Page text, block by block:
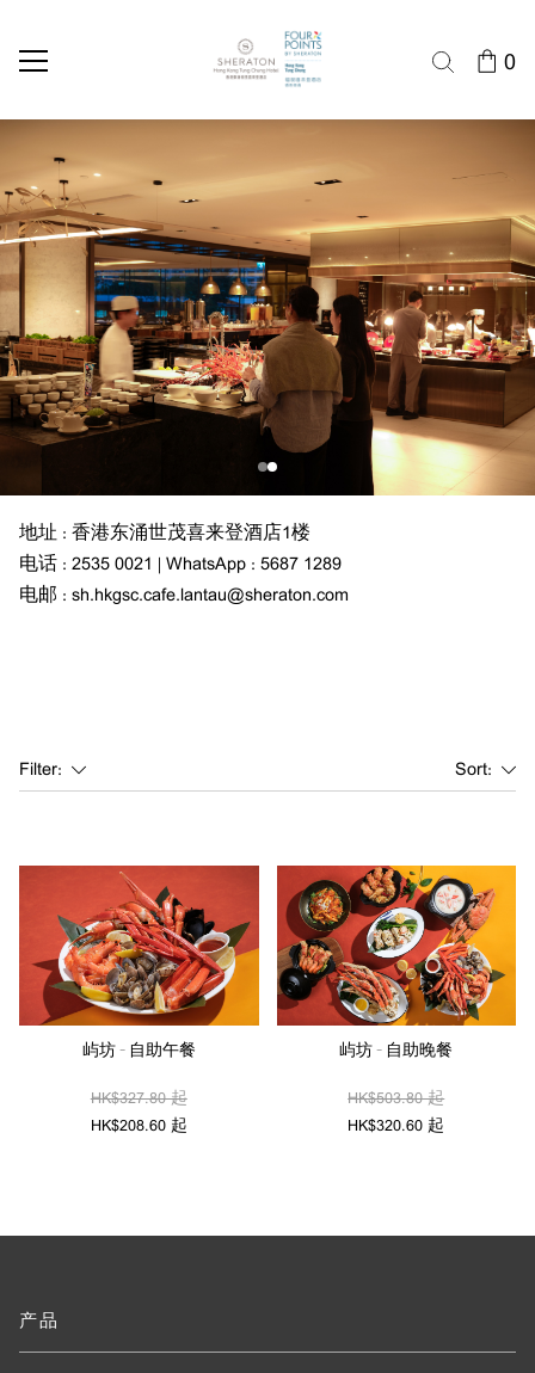
0
屿坊
屿坊
地址 : 香港东涌世茂喜来登酒店1楼
电话 : 2535 0021 | WhatsApp : 5687 1289
电邮 : sh.hkgsc.cafe.lantau@sheraton.com
Filter: Sort:
屿坊 - 自助午餐
HK$327.80 起
HK$208.60 起
屿坊 - 自助晚餐
HK$503.80 起
HK$320.60 起
产品